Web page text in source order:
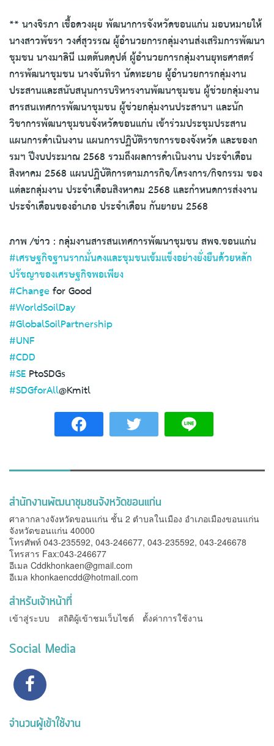
** นางจิรภา เชื้อดวงผุย พัฒนาการจังหวัดขอนแก่น มอบหมายให้
นางสาวพัชรา วงศ์สุวรรณ ผู้อำนวยการกลุ่มงานส่งเสริมการพัฒนา
ชุมชน นางมาลินี เมตตันตคุปต์ ผู้อำนวยการกลุ่มงานยุทธศาสตร์
การพัฒนาชุมชน นางจันทิรา นัดทะยาย ผู้อำนวยการกลุ่มงาน
ประสานและสนับสนุนการบริหารงานพัฒนาชุมชน ผู้ช่วยกลุ่มงาน
สารสนเทศการพัฒนาชุมชน ผู้ช่วยกลุ่มงานประสานฯ และนัก
วิชาการพัฒนาชุมชนจังหวัดขอนแก่น เข้าร่วมประชุมประสาน
แผนการดำเนินงาน แผนการปฏิบัติราชการของจังหวัด และของก
รมฯ ปีงบประมาณ 2568 รวมถึงผลการดำเนินงาน ประจำเดือน
สิงหาคม 2568 แผนปฏิบัติการตามภารกิจ/โครงการ/กิจกรรม ของ
แต่ละกลุ่มงาน ประจำเดือนสิงหาคม 2568 และกำหนดการส่งงาน
ประจำเดือนของอำเภอ ประจำเดือน กันยายน 2568
ภาพ /ข่าว : กลุ่มงานสารสนเทศการพัฒนาชุมชน สพจ.ขอนแก่น
#เศรษฐกิจฐานรากมั่นคงและชุมชนเข้มแข็งอย่างยั่งยืนด้วยหลัก
ปรัชญาของเศรษฐกิจพอเพียง
#Changefor Good
#WorldSoilDay
#GlobalSoilPartnership
#UNF
#CDD
#SEPtoSDGs
#SDGforAll@Kmitl
สำนักงานพัฒนาชุมชนจังหวัดขอนแก่น
ศาลากลางจังหวัดขอนแก่น ชั้น 2 ตำบลในเมือง อำเภอเมืองขอนแก่น
จังหวัดขอนแก่น 40000
โทรศัพท์ 043-235592, 043-246677, 043-235592, 043-246678
โทรสาร Fax:043-246677
อีเมล Cddkhonkaen@gmail.com
อีเมล khonkaencdd@hotmail.com
สำหรับเจ้าหน้าที่
เข้าสู่ระบบ สถิติผู้เข้าชมเว็บไซต์ ตั้งค่าการใช้งาน
Social Media
จำนวนผู้เข้าใช้งาน